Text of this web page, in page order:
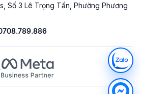
Số 3 Lê Trọng Tấn, Phường Phương